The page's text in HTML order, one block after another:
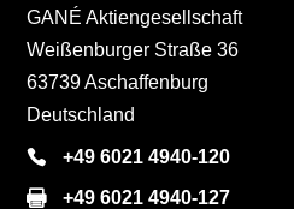
GANÉ Aktiengesellschaft
Weißenburger Straße 36
63739 Aschaffenburg
Deutschland
+49 6021 4940-120
+49 6021 4940-127